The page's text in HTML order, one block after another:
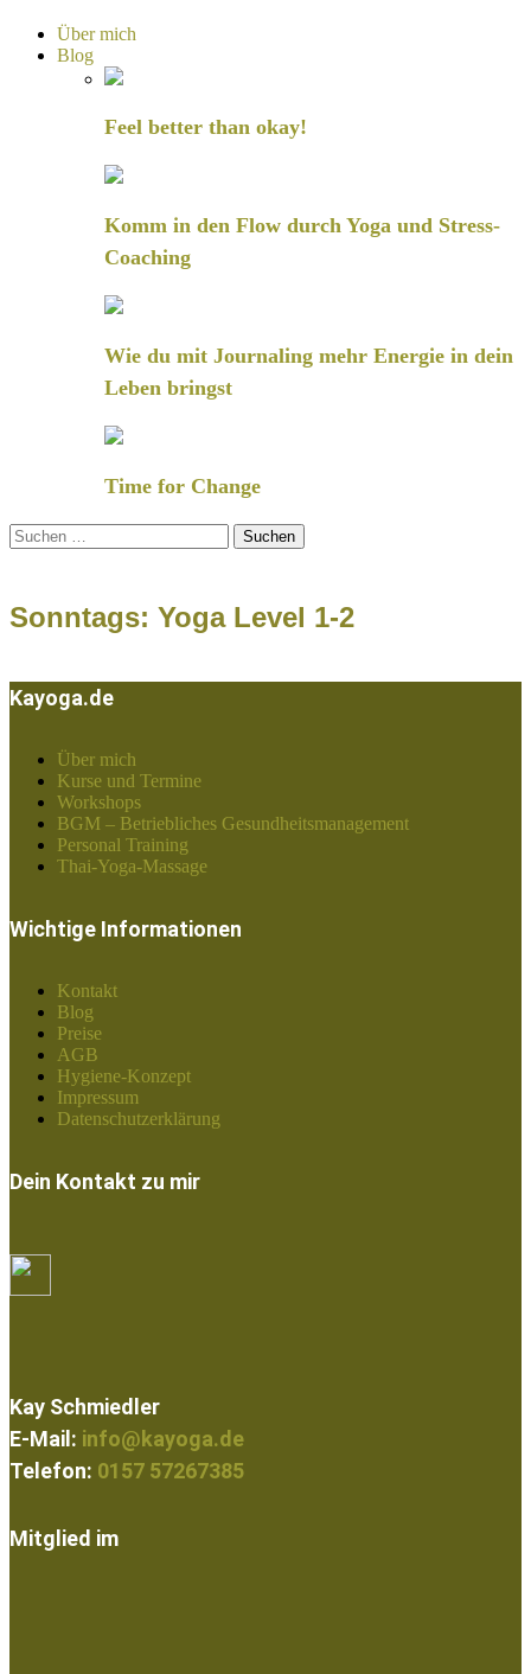
Über mich
Blog
Feel better than okay!
Komm in den Flow durch Yoga und Stress-
Coaching
Wie du mit Journaling mehr Energie in dein
Leben bringst
Time for Change
Suchen
nach:
Sonntags: Yoga Level 1-2
Kayoga.de
Über mich
Kurse und Termine
Workshops
BGM – Betriebliches Gesundheitsmanagement
Personal Training
Thai-Yoga-Massage
Wichtige Informationen
Kontakt
Blog
Preise
AGB
Hygiene-Konzept
Impressum
Datenschutzerklärung
Dein Kontakt zu mir
Kay Schmiedler
E-Mail: info@kayoga.de
Telefon: 0157 57267385
Mitglied im